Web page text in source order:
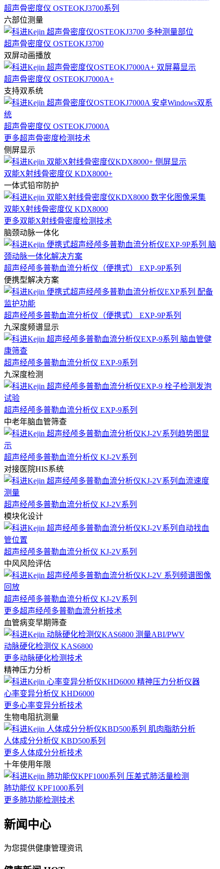
超声骨密度仪 OSTEOKJ3700系列
六部位测量
超声骨密度仪 OSTEOKJ3700
双屏动画播放
超声骨密度仪 OSTEOKJ7000A+
支持双系统
超声骨密度仪 OSTEOKJ7000A
更多超声骨密度检测技术
侧屏显示
双能X射线骨密度仪 KDX8000+
一体式铅帘防护
双能X射线骨密度仪 KDX8000
更多双能X射线骨密度检测技术
脑颈动脉一体化
超声经颅多普勒血流分析仪（便携式） EXP-9P系列
便携型解决方案
超声经颅多普勒血流分析仪（便携式） EXP-9P系列
九深度频谱显示
超声经颅多普勒血流分析仪 EXP-9系列
九深度检测
超声经颅多普勒血流分析仪 EXP-9系列
中老年脑血管筛查
超声经颅多普勒血流分析仪 KJ-2V系列
对接医院HIS系统
超声经颅多普勒血流分析仪 KJ-2V系列
模块化设计
超声经颅多普勒血流分析仪 KJ-2V系列
中风风险评估
超声经颅多普勒血流分析仪 KJ-2V系列
更多超声经颅多普勒血流分析技术
血管病变早期筛查
动脉硬化检测仪 KAS6800
更多动脉硬化检测技术
精神压力分析
心率变异分析仪 KHD6000
更多心率变异分析技术
生物电阻抗测量
人体成分分析仪 KBD500系列
更多人体成分分析技术
十年使用年限
肺功能仪 KPF1000系列
更多肺功能检测技术
新闻中心
为您提供健康管理资讯